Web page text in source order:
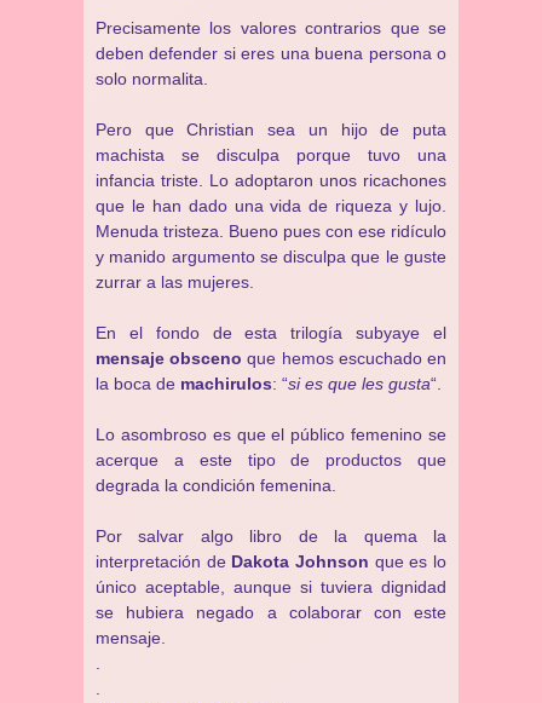
Precisamente los valores contrarios que se
deben defender si eres una buena persona o
solo normalita.
Pero que Christian sea un hijo de puta
machista se disculpa porque tuvo una
infancia triste. Lo adoptaron unos ricachones
que le han dado una vida de riqueza y lujo.
Menuda tristeza. Bueno pues con ese ridículo
y manido argumento se disculpa que le guste
zurrar a las mujeres.
En el fondo de esta trilogía subyaye el
mensaje obsceno que hemos escuchado en
la boca de machirulos: “si es que les gusta“.
Lo asombroso es que el público femenino se
acerque a este tipo de productos que
degrada la condición femenina.
Por salvar algo libro de la quema la
interpretación de Dakota Johnson que es lo
único aceptable, aunque si tuviera dignidad
se hubiera negado a colaborar con este
mensaje.